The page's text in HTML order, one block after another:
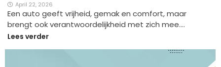
April 22, 2026
Een auto geeft vrijheid, gemak en comfort, maar
brengt ook verantwoordelijkheid met zich mee.…
Lees verder